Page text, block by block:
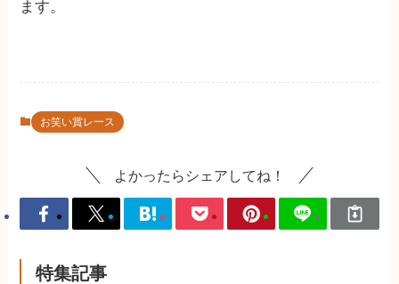
ます。
お笑い賞レース
よかったらシェアしてね！
特集記事